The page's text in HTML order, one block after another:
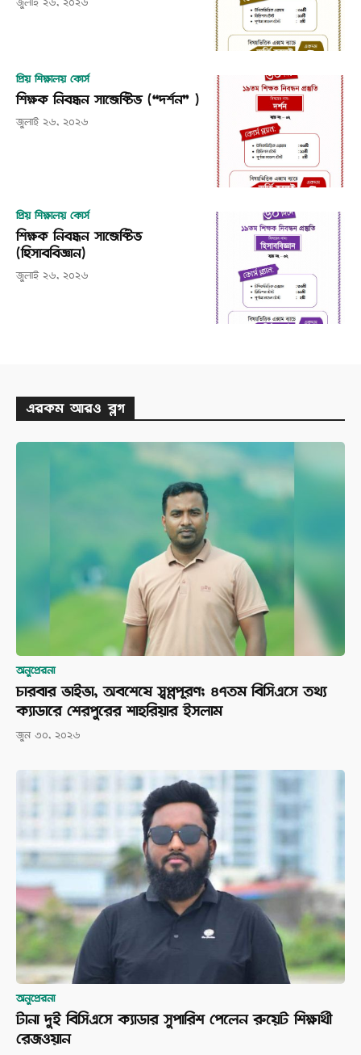
জুলাই ২৬, ২০২৬
প্রিয় শিক্ষালয় কোর্স
শিক্ষক নিবন্ধন সাব্জেক্টিভ (“দর্শন” )
জুলাই ২৬, ২০২৬
প্রিয় শিক্ষালয় কোর্স
শিক্ষক নিবন্ধন সাব্জেক্টিভ
(হিসাববিজ্ঞান)
জুলাই ২৬, ২০২৬
এরকম আরও ব্লগ
অনুপ্রেরনা
চারবার ভাইভা, অবশেষে স্বপ্নপূরণ; ৪৭তম বিসিএসে তথ্য
ক্যাডারে শেরপুরের শাহরিয়ার ইসলাম
জুন ৩০, ২০২৬
অনুপ্রেরনা
টানা দুই বিসিএসে ক্যাডার সুপারিশ পেলেন রুয়েট শিক্ষার্থী
রেজওয়ান